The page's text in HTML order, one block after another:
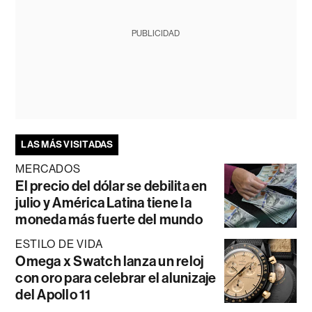
PUBLICIDAD
LAS MÁS VISITADAS
MERCADOS
El precio del dólar se debilita en
julio y América Latina tiene la
moneda más fuerte del mundo
ESTILO DE VIDA
Omega x Swatch lanza un reloj
con oro para celebrar el alunizaje
del Apollo 11